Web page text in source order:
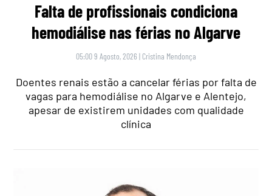
Falta de profissionais condiciona
hemodiálise nas férias no Algarve
05:00 9 Agosto, 2026 | Cristina Mendonça
Doentes renais estão a cancelar férias por falta de
vagas para hemodiálise no Algarve e Alentejo,
apesar de existirem unidades com qualidade
clínica